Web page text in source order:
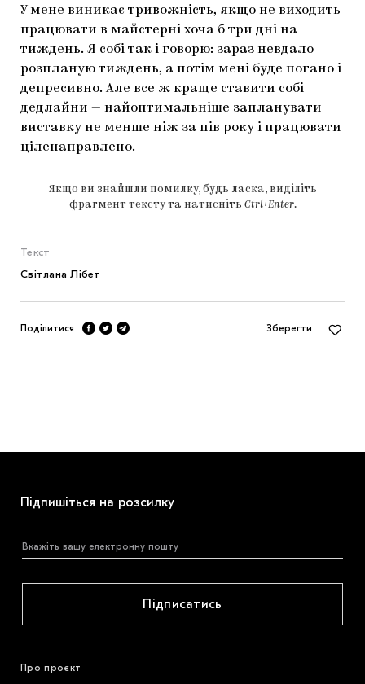
У мене виникає тривожність, якщо не виходить
працювати в майстерні хоча б три дні на
тиждень. Я собі так і говорю: зараз невдало
розпланую тиждень, а потім мені буде погано і
депресивно. Але все ж краще ставити собі
дедлайни — найоптимальніше запланувати
виставку не менше ніж за пів року і працювати
ціленаправлено.
Якщо ви знайшли помилку, будь ласка, виділіть
фрагмент тексту та натисніть Ctrl+Enter.
Текст
Світлана Лібет
Поділитися Зберегти
Підпишіться на розсилку
Підписатись
Про проєкт